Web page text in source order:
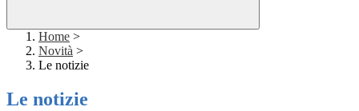
Home >
Novità >
Le notizie
Le notizie